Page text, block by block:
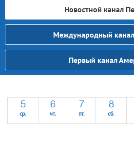
Новостной канал
Международный
Первый канал
5
ср.
6
чт.
7
пт.
8
сб.